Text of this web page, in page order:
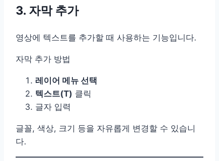
3. 자막 추가
영상에 텍스트를 추가할 때 사용하는 기능입니다.
자막 추가 방법
레이어 메뉴 선택
텍스트(T) 클릭
글자 입력
글꼴, 색상, 크기 등을 자유롭게 변경할 수 있습니
다.